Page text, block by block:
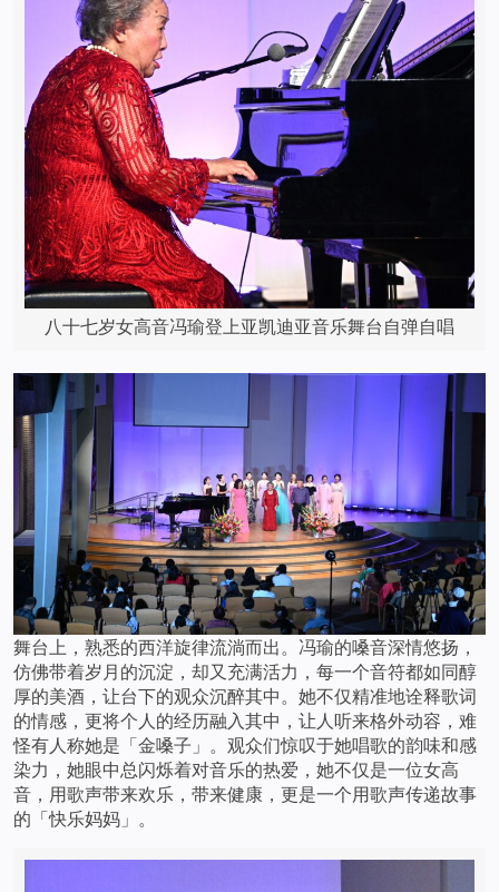
八十七岁女高音冯瑜登上亚凯迪亚音乐舞台自弹自唱
舞台上，熟悉的西洋旋律流淌而出。冯瑜的嗓音深情悠扬，
仿佛带着岁月的沉淀，却又充满活力，每一个音符都如同醇
厚的美酒，让台下的观众沉醉其中。她不仅精准地诠释歌词
的情感，更将个人的经历融入其中，让人听来格外动容，难
怪有人称她是「金嗓子」。观众们惊叹于她唱歌的韵味和感
染力，她眼中总闪烁着对音乐的热爱，她不仅是一位女高
音，用歌声带来欢乐，带来健康，更是一个用歌声传递故事
的「快乐妈妈」。